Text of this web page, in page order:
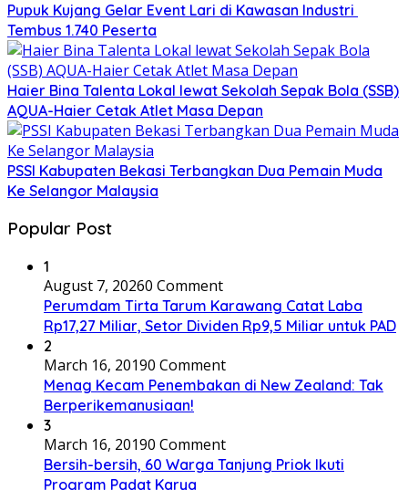
Pupuk Kujang Gelar Event Lari di Kawasan Industri
Tembus 1.740 Peserta
Haier Bina Talenta Lokal lewat Sekolah Sepak Bola (SSB)
AQUA-Haier Cetak Atlet Masa Depan
PSSI Kabupaten Bekasi Terbangkan Dua Pemain Muda
Ke Selangor Malaysia
Popular Post
1
August 7, 20260 Comment
Perumdam Tirta Tarum Karawang Catat Laba
Rp17,27 Miliar, Setor Dividen Rp9,5 Miliar untuk PAD
2
March 16, 20190 Comment
Menag Kecam Penembakan di New Zealand: Tak
Berperikemanusiaan!
3
March 16, 20190 Comment
Bersih-bersih, 60 Warga Tanjung Priok Ikuti
Program Padat Karya